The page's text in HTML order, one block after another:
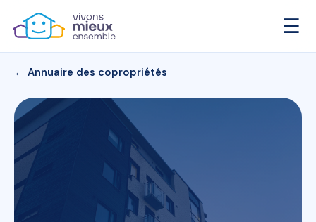
☰
← Annuaire des copropriétés